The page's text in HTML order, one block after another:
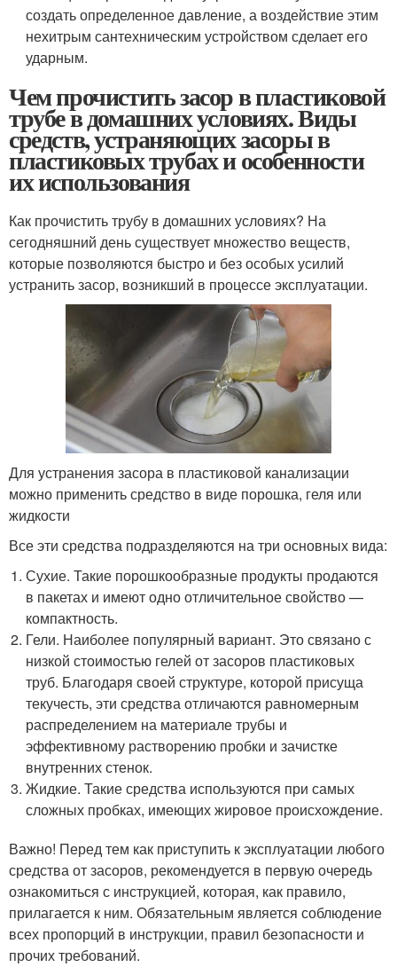
создать определенное давление, а воздействие этим
нехитрым сантехническим устройством сделает его
ударным.
Чем прочистить засор в пластиковой
трубе в домашних условиях. Виды
средств, устраняющих засоры в
пластиковых трубах и особенности
их использования
Как прочистить трубу в домашних условиях? На
сегодняшний день существует множество веществ,
которые позволяются быстро и без особых усилий
устранить засор, возникший в процессе эксплуатации.
Для устранения засора в пластиковой канализации
можно применить средство в виде порошка, геля или
жидкости
Все эти средства подразделяются на три основных вида:
Сухие. Такие порошкообразные продукты продаются
в пакетах и имеют одно отличительное свойство —
компактность.
Гели. Наиболее популярный вариант. Это связано с
низкой стоимостью гелей от засоров пластиковых
труб. Благодаря своей структуре, которой присуща
текучесть, эти средства отличаются равномерным
распределением на материале трубы и
эффективному растворению пробки и зачистке
внутренних стенок.
Жидкие. Такие средства используются при самых
сложных пробках, имеющих жировое происхождение.
Важно! Перед тем как приступить к эксплуатации любого
средства от засоров, рекомендуется в первую очередь
ознакомиться с инструкцией, которая, как правило,
прилагается к ним. Обязательным является соблюдение
всех пропорций в инструкции, правил безопасности и
прочих требований.